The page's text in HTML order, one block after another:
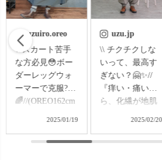
uzu.jp
\\ チクチクしな
いって、最高す
ぎない？🤗✨//
『痒い・痛いか
ら、化繊が地肌
は、そんな方多
2025/02/20
uzuiro.oreo
🌈大人女子の為
の、ストライプ
ハイネック🌈 最
近、超絶ヘビロ
テ中のアイテ
トトップス🤤
2025/02/24